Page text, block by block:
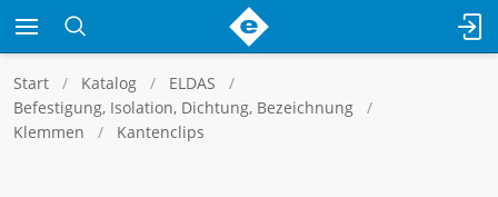
Start Katalog
ELDAS
Befestigung, Isolation, Dichtung, Bezeichnung
Klemmen
Kantenclips